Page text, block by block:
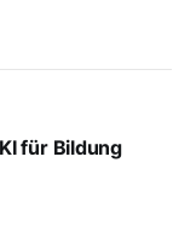
für Bildung